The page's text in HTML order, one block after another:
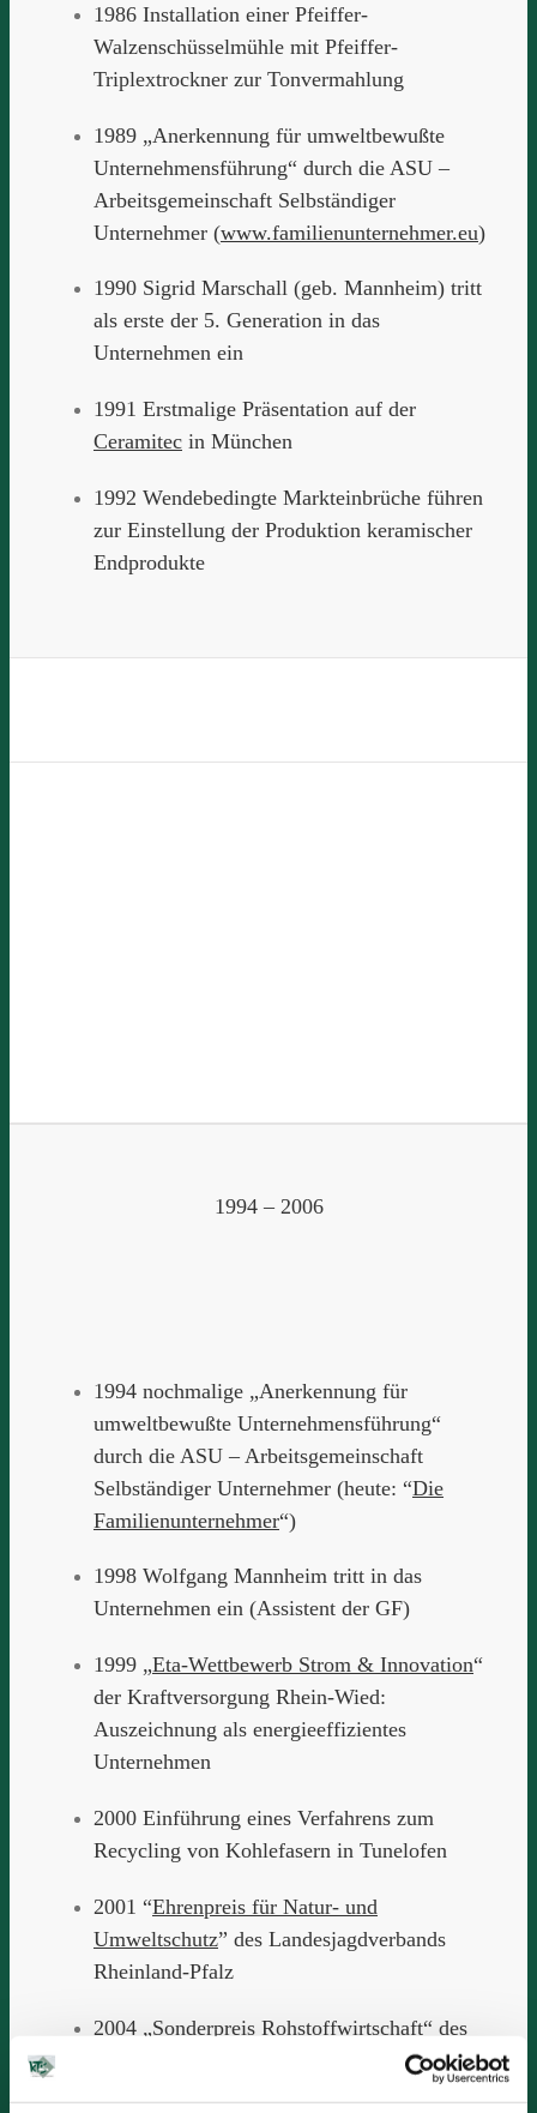
1986 Installation einer Pfeiffer-
Walzenschüsselmühle mit Pfeiffer-
Triplextrockner zur Tonvermahlung
1989 „Anerkennung für umweltbewußte
Unternehmensführung“ durch die ASU –
Arbeitsgemeinschaft Selbständiger
Unternehmer (www.familienunternehmer.eu)
1990 Sigrid Marschall (geb. Mannheim) tritt
als erste der 5. Generation in das
Unternehmen ein
1991 Erstmalige Präsentation auf der
Ceramitec in München
1992 Wendebedingte Markteinbrüche führen
zur Einstellung der Produktion keramischer
Endprodukte
1994 – 2006
1994 nochmalige „Anerkennung für
umweltbewußte Unternehmensführung“
durch die ASU – Arbeitsgemeinschaft
Selbständiger Unternehmer (heute: “Die
Familienunternehmer“)
1998 Wolfgang Mannheim tritt in das
Unternehmen ein (Assistent der GF)
1999 „Eta-Wettbewerb Strom & Innovation“
der Kraftversorgung Rhein-Wied:
Auszeichnung als energieeffizientes
Unternehmen
2000 Einführung eines Verfahrens zum
Recycling von Kohlefasern in Tunelofen
2001 “Ehrenpreis für Natur- und
Umweltschutz” des Landesjagdverbands
Rheinland-Pfalz
2004 „Sonderpreis Rohstoffwirtschaft“ des
Wirtschaftsministeriums Rheinland-Pfalz für